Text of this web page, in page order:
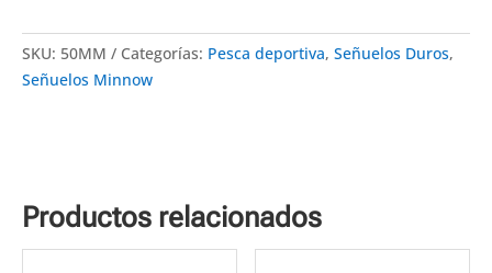
SKU: 50MM Categorías: Pesca deportiva, Señuelos Duros,
Señuelos Minnow
Productos relacionados